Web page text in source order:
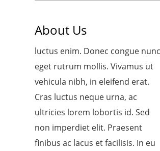
About Us
luctus enim. Donec congue nunc
eget rutrum mollis. Vivamus ut
vehicula nibh, in eleifend erat.
Cras luctus neque urna, ac
ultricies lorem lobortis id. Sed
non imperdiet elit. Praesent
finibus ac lacus et facilisis. In eu